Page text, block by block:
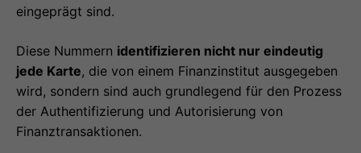
eingeprägt sind.
Diese Nummern identifizieren nicht nur eindeutig
jede Karte, die von einem Finanzinstitut ausgegeben
wird, sondern sind auch grundlegend für den Prozess
der Authentifizierung und Autorisierung von
Finanztransaktionen.